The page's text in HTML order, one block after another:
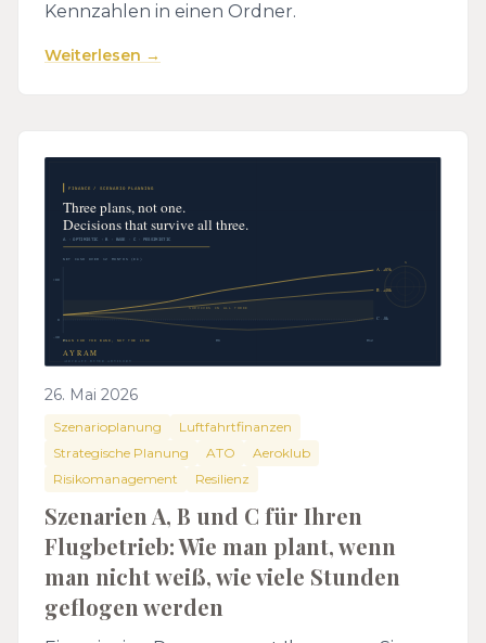
Kennzahlen in einen Ordner.
Weiterlesen →
26. Mai 2026
Szenarioplanung
Luftfahrtfinanzen
Strategische Planung
ATO
Aeroklub
Risikomanagement
Resilienz
Szenarien A, B und C für Ihren
Flugbetrieb: Wie man plant, wenn
man nicht weiß, wie viele Stunden
geflogen werden